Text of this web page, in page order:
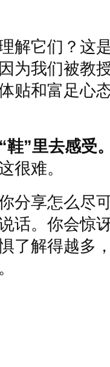
解它们？这
为我们被教
贴和富足心
“鞋”里去感受。
很难。
分享怎么尽
话。你会惊
了解得越多